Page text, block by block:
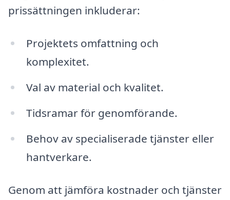
prissättningen inkluderar:
Projektets omfattning och
komplexitet.
Val av material och kvalitet.
Tidsramar för genomförande.
Behov av specialiserade tjänster eller
hantverkare.
Genom att jämföra kostnader och tjänster